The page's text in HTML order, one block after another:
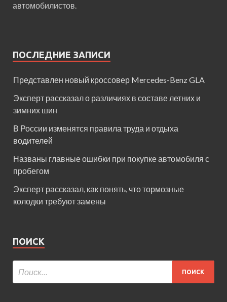
автомобилистов.
ПОСЛЕДНИЕ ЗАПИСИ
Представлен новый кроссовер Mercedes-Benz GLA
Эксперт рассказал о различиях в составе летних и
зимних шин
В России изменятся правила труда и отдыха
водителей
Названы главные ошибки при покупке автомобиля с
пробегом
Эксперт рассказал, как понять, что тормозные
колодки требуют замены
ПОИСК